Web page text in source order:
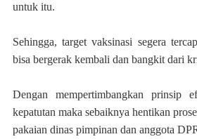
untuk itu.
Sehingga, target vaksinasi segera
bisa bergerak kembali dan bangkit dari
Dengan mempertimbangkan prinsip
kepatutan maka sebaiknya hentikan
pakaian dinas pimpinan dan anggota